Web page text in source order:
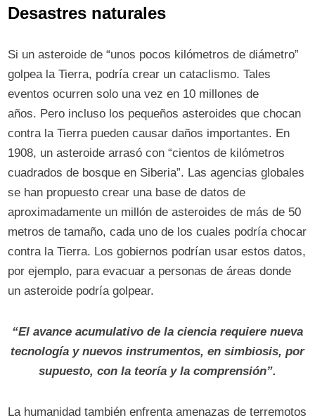
Desastres naturales
Si un asteroide de “unos pocos kilómetros de diámetro”
golpea la Tierra, podría crear un cataclismo. Tales
eventos ocurren solo una vez en 10 millones de
años. Pero incluso los pequeños asteroides que chocan
contra la Tierra pueden causar daños importantes. En
1908, un asteroide arrasó con “cientos de kilómetros
cuadrados de bosque en Siberia”. Las agencias globales
se han propuesto crear una base de datos de
aproximadamente un millón de asteroides de más de 50
metros de tamaño, cada uno de los cuales podría chocar
contra la Tierra. Los gobiernos podrían usar estos datos,
por ejemplo, para evacuar a personas de áreas donde
un asteroide podría golpear.
“El avance acumulativo de la ciencia requiere nueva
tecnología y nuevos instrumentos, en simbiosis, por
supuesto, con la teoría y la comprensión”.
La humanidad también enfrenta amenazas de terremotos